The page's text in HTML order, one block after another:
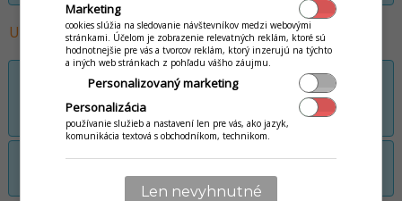
Uzávierky - Pokladňa úkony
Užívateľská uzávierka, uzávierka čašníka
(denná uzávierka s automatickým
vykonaním výberu z pokladne)
Uzávierka predaných položiek (uzávierka
zmeny) - PLU uzávierka
Marketing
cookies slúžia na sledovanie návštevníkov medzi webovými
stránkami. Účelom je zobrazenie relevatných reklám, ktoré sú
hodnotnejšie pre vás a tvorcov reklám, ktorý inzerujú na týchto
a iných web stránkach z pohľadu vášho záujmu.
Personalizovaný marketing
Personalizácia
používanie služieb a nastavení len pre vás, ako jazyk,
komunikácia textová s obchodníkom, technikom.
Len nevyhnutné